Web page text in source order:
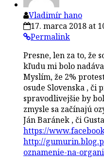
Vladimír hano
17. marca 2018 at
Permalink
Presne, len za to, že
kľudu mi bolo
Myslím, že 2%
osude Slovenska , či
spravodlivejšie by
zmysle sa začínajú
Ján Baránek , či
https://
http://
oznamenie-na-